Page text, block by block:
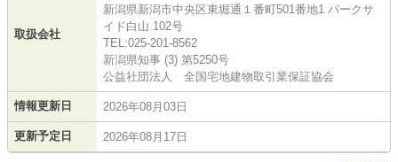
取扱会社
新潟県新潟市中央区東堀通１番町501番地1 パークサ
イド白山 102号
TEL:025-201-8562
新潟県知事 (3) 第5250号
公益社団法人 全国宅地建物取引業保証協会
情報更新日 2026年08月03日
更新予定日 2026年08月17日